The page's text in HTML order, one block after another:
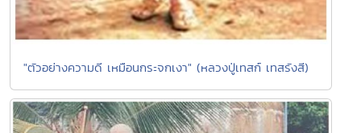
"ตัวอย่างความดี เหมือนกระจกเงา" (หลวงปู่เทสก์ เทสรังสี)